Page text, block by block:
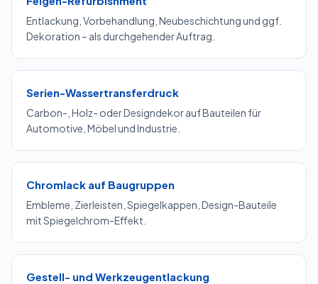
Entlackung, Vorbehandlung, Neubeschichtung und ggf.
Dekoration – als durchgehender Auftrag.
Serien-Wassertransferdruck
Carbon-, Holz- oder Designdekor auf Bauteilen für
Automotive, Möbel und Industrie.
Chromlack auf Baugruppen
Embleme, Zierleisten, Spiegelkappen, Design-Bauteile
mit Spiegelchrom-Effekt.
Gestell- und Werkzeug­entlackung